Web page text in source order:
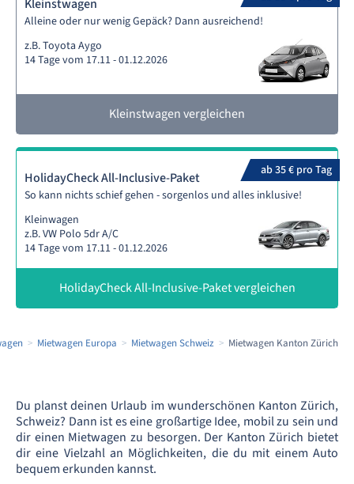
Kleinstwagen
Alleine oder nur wenig Gepäck? Dann ausreichend!
z.B. Toyota Aygo
14 Tage vom 17.11 - 01.12.2026
Kleinstwagen vergleichen
ab 35 € pro Tag
HolidayCheck All-Inclusive-Paket
So kann nichts schief gehen - sorgenlos und alles inklusive!
Kleinwagen
z.B. VW Polo 5dr A/C
14 Tage vom 17.11 - 01.12.2026
HolidayCheck All-Inclusive-Paket vergleichen
Mietwagen Europa Mietwagen Schweiz Mietwagen Kanton Zürich
Du planst deinen Urlaub im wunderschönen Kanton Zürich,
Schweiz? Dann ist es eine großartige Idee, mobil zu sein und
dir einen Mietwagen zu besorgen. Der Kanton Zürich bietet
dir eine Vielzahl an Möglichkeiten, die du mit einem Auto
bequem erkunden kannst.